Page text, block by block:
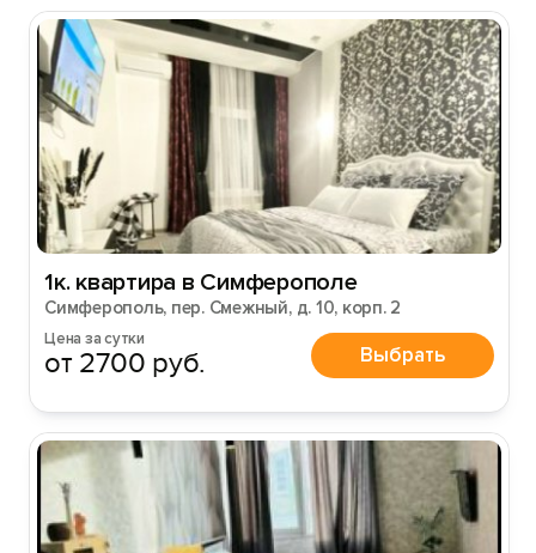
1к. квартира в Симферополе
Симферополь, пер. Смежный, д. 10, корп. 2
Цена за сутки
от 2700 руб. Выбрать
Войти илиЗарегистрироваться
Войти
Войти с помощью